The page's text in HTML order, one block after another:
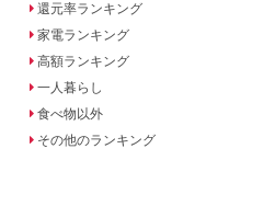
還元率ランキング
家電ランキング
高額ランキング
一人暮らし
食べ物以外
その他のランキング